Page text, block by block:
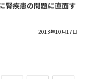
腎疾患の問題に直面す
2013年10月17日